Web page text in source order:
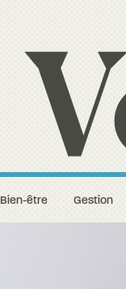
Bien-être Gestion